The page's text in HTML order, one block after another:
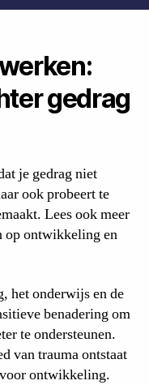
gedrag
je gedrag niet
ook probeert te
Lees ook meer
op ontwikkeling en
het onderwijs en de
benadering om
te ondersteunen.
van trauma ontstaat
ontwikkeling.